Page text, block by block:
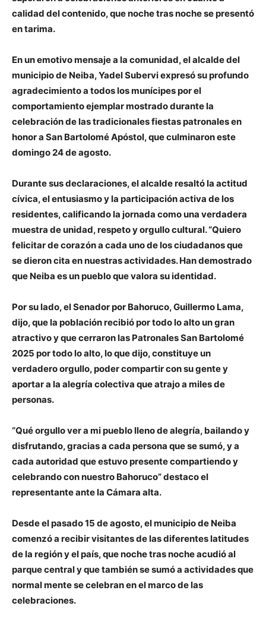
calidad del contenido, que noche tras noche se presentó
en tarima.
En un emotivo mensaje a la comunidad, el alcalde del
municipio de Neiba, Yadel Subervi expresó su profundo
agradecimiento a todos los munícipes por el
comportamiento ejemplar mostrado durante la
celebración de las tradicionales fiestas patronales en
honor a San Bartolomé Apóstol, que culminaron este
domingo 24 de agosto.
Durante sus declaraciones, el alcalde resaltó la actitud
cívica, el entusiasmo y la participación activa de los
residentes, calificando la jornada como una verdadera
muestra de unidad, respeto y orgullo cultural. “Quiero
felicitar de corazón a cada uno de los ciudadanos que
se dieron cita en nuestras actividades. Han demostrado
que Neiba es un pueblo que valora su identidad.
Por su lado, el Senador por Bahoruco, Guillermo Lama,
dijo, que la población recibió por todo lo alto un gran
atractivo y que cerraron las Patronales San Bartolomé
2025 por todo lo alto, lo que dijo, constituye un
verdadero orgullo, poder compartir con su gente y
aportar a la alegría colectiva que atrajo a miles de
personas.
“Qué orgullo ver a mi pueblo lleno de alegría, bailando y
disfrutando, gracias a cada persona que se sumó, y a
cada autoridad que estuvo presente compartiendo y
celebrando con nuestro Bahoruco” destaco el
representante ante la Cámara alta.
Desde el pasado 15 de agosto, el municipio de Neiba
comenzó a recibir visitantes de las diferentes latitudes
de la región y el país, que noche tras noche acudió al
parque central y que también se sumó a actividades que
normal mente se celebran en el marco de las
celebraciones.